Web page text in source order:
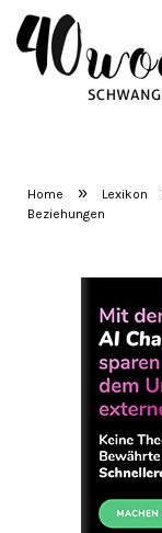
Home » Lexikon
Beziehungen